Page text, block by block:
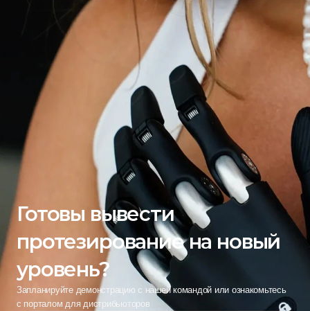
Готовы вывести
протезирование на новый
уровень?
Запланируйте демонстрацию с нашей командой или ознакомьтесь
с порталом для дистрибьюторов